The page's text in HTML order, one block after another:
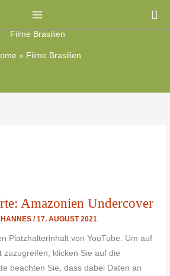
Filme Brasilien
» Filme Brasilien
Amazonien Undercover
HANNES/17. AUGUST 2021
Platzhalterinhalt von YouTube. Um auf
zuzugreifen, klicken Sie auf die
beachten Sie, dass dabei Daten an